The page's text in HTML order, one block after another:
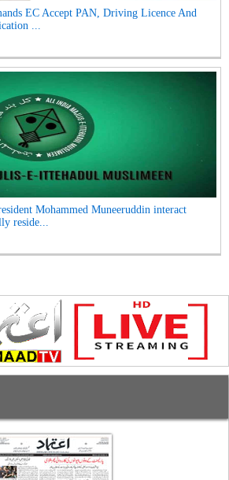
EC Accept PAN, Driving Licence And
...
Mohammed Muneeruddin interact
reside...